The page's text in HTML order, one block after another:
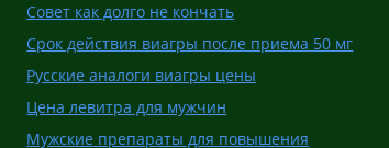
Совет как долго не кончать
Срок действия виагры после приема 50 мг
Русские аналоги виагры цены
Цена левитра для мужчин
Мужские препараты для повышения